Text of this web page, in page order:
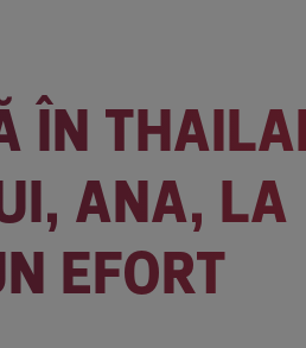
ÎN
ANA, LA
EFORT